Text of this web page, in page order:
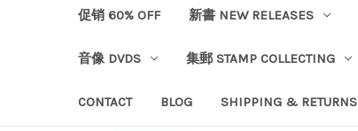
促销 60% OFF 新書 NEW RELEASES
音像 DVDS 集郵 STAMP COLLECTING
CONTACT BLOG SHIPPING & RETURNS